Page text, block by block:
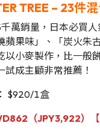
TREE – 23件
萬銷量，日本必買
蘋果味」、「炭火朱
以小麥製作，比一般
試成主顧非常推薦！
$920/1盒
（JPY3,922）